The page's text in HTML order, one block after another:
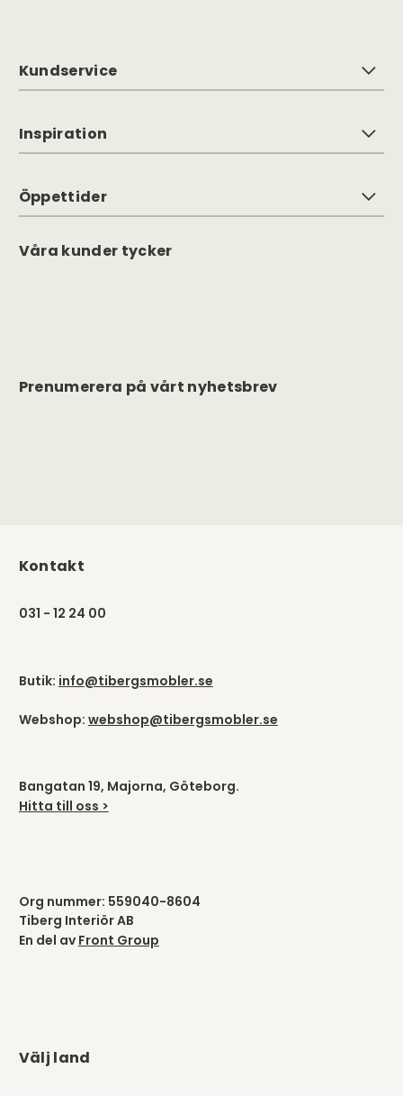
Kundservice
Inspiration
Öppettider
Våra kunder tycker
Prenumerera på vårt nyhetsbrev
Kontakt
031 - 12 24 00
Butik: info@tibergsmobler.se
Webshop: webshop@tibergsmobler.se
Bangatan 19, Majorna, Göteborg.
Hitta till oss >
Org nummer: 559040-8604
Tiberg Interiör AB
En del av Front Group
Välj land